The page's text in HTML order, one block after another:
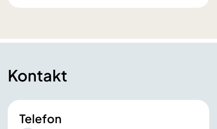
Kontakt
Telefon